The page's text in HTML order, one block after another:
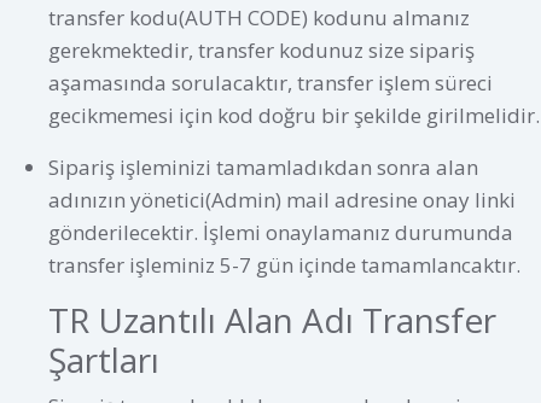
transfer kodu(AUTH CODE) kodunu almanız
gerekmektedir, transfer kodunuz size sipariş
aşamasında sorulacaktır, transfer işlem süreci
gecikmemesi için kod doğru bir şekilde girilmelidir.
Sipariş işleminizi tamamladıkdan sonra alan
adınızın yönetici(Admin) mail adresine onay linki
gönderilecektir. İşlemi onaylamanız durumunda
transfer işleminiz 5-7 gün içinde tamamlancaktır.
TR Uzantılı Alan Adı Transfer
Şartları